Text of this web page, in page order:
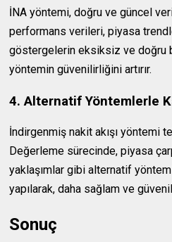
İNA yöntemi, doğru ve güncel
performans verileri, piyasa
göstergelerin eksiksiz ve doğru
yöntemin güvenilirliğini artırır.
4. Alternatif Yöntemlerle
İndirgenmiş nakit akışı yöntemi
Değerleme sürecinde, piyasa
yaklaşımlar gibi alternatif
yapılarak, daha sağlam ve
Sonuç